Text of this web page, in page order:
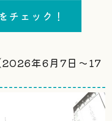
チェック！
年6月7日〜17